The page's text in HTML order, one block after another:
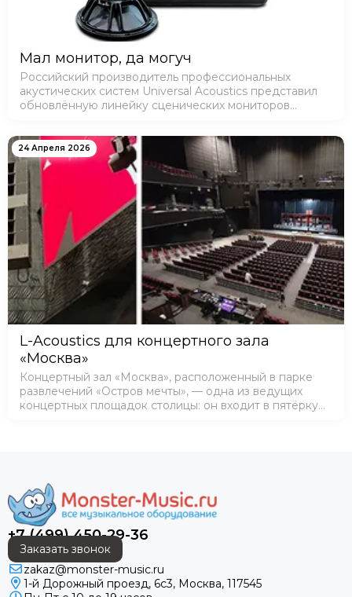
Мал монитор, да могуч
Российский производитель профессиональных
акустических систем Universal Acoustics представил
обновлённую линейку сценических мониторов
компания внесла ряд конструктивных изменений, на…
24 Апреля 2026
L-Acoustics для концертного зала
«Москва»
Концертный зал «Москва», расположенный в парке
развлечений «Остров мечты», — одна из ведущих
концертных площадок столицы: он входит в пятёрку
+7 (499) 450-29-36
Заказать звонок
zakaz@monster-music.ru
1-й Дорожный проезд, 6с3, Москва, 117545